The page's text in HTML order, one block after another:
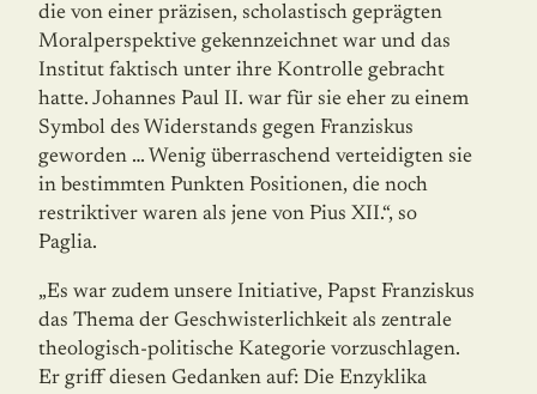
die von einer präzisen, scho­la­stisch geprägten
Moralperspektive gekennzeichnet war und das
Institut faktisch unter ihre Kontrolle gebracht
hatte. Johannes Paul II. war für sie eher zu einem
Symbol des Widerstands gegen Franziskus
geworden … Wenig überraschend verteidigten sie
in bestimmten Punkten Positionen, die noch
restriktiver waren als jene von Pius XII.“, so
Paglia.
„Es war zudem unsere Initiative, Papst Franziskus
das Thema der Geschwisterlichkeit als zentrale
theologisch-politische Kategorie vorzuschlagen.
Er griff diesen Gedanken auf: Die Enzyklika